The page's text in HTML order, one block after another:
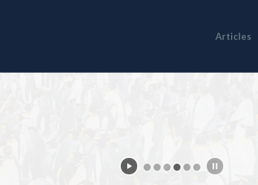
Articles